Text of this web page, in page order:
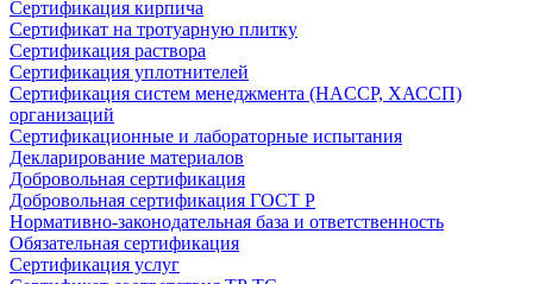
Сертификация кирпича
Сертификат на тротуарную плитку
Сертификация раствора
Сертификация уплотнителей
Сертификация систем менеджмента (HACCP, ХАССП)
организаций
Сертификационные и лабораторные испытания
Декларирование материалов
Добровольная сертификация
Добровольная сертификация ГОСТ Р
Нормативно-законодательная база и ответственность
Обязательная сертификация
Сертификация услуг